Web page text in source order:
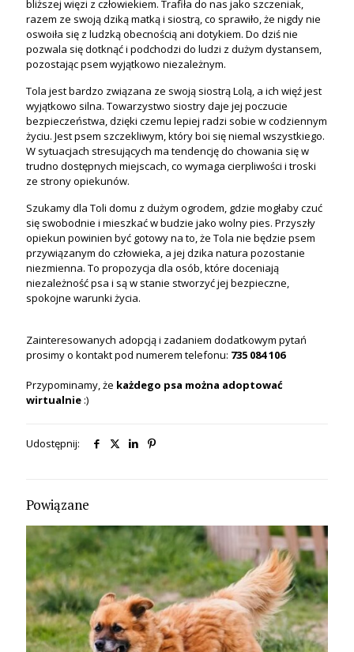
bliższej więzi z człowiekiem. Trafiła do nas jako szczeniak,
razem ze swoją dziką matką i siostrą, co sprawiło, że nigdy nie
oswoiła się z ludzką obecnością ani dotykiem. Do dziś nie
pozwala się dotknąć i podchodzi do ludzi z dużym dystansem,
pozostając psem wyjątkowo niezależnym.
Tola jest bardzo związana ze swoją siostrą Lolą, a ich więź jest
wyjątkowo silna. Towarzystwo siostry daje jej poczucie
bezpieczeństwa, dzięki czemu lepiej radzi sobie w codziennym
życiu. Jest psem szczekliwym, który boi się niemal wszystkiego.
W sytuacjach stresujących ma tendencję do chowania się w
trudno dostępnych miejscach, co wymaga cierpliwości i troski
ze strony opiekunów.
Szukamy dla Toli domu z dużym ogrodem, gdzie mogłaby czuć
się swobodnie i mieszkać w budzie jako wolny pies. Przyszły
opiekun powinien być gotowy na to, że Tola nie będzie psem
przywiązanym do człowieka, a jej dzika natura pozostanie
niezmienna. To propozycja dla osób, które doceniają
niezależność psa i są w stanie stworzyć jej bezpieczne,
spokojne warunki życia.
Zainteresowanych adopcją i zadaniem dodatkowym pytań
prosimy o kontakt pod numerem telefonu: 735 084 106
Przypominamy, że każdego psa można adoptować
wirtualnie :)
Udostępnij:
Powiązane